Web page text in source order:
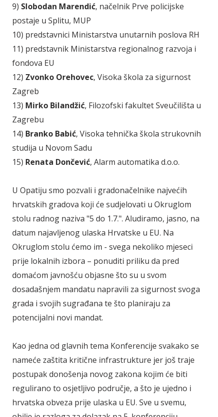
9) Slobodan Marendić, načelnik Prve policijske
postaje u Splitu, MUP
10) predstavnici Ministarstva unutarnih poslova RH
11) predstavnik Ministarstva regionalnog razvoja i
fondova EU
12) Zvonko Orehovec, Visoka škola za sigurnost
Zagreb
13) Mirko Bilandžić, Filozofski fakultet Sveučilišta u
Zagrebu
14) Branko Babić, Visoka tehnička škola strukovnih
studija u Novom Sadu
15) Renata Dončević, Alarm automatika d.o.o.
U Opatiju smo pozvali i gradonačelnike najvećih
hrvatskih gradova koji će sudjelovati u Okruglom
stolu radnog naziva "5 do 1.7.". Aludiramo, jasno, na
datum najavljenog ulaska Hrvatske u EU. Na
Okruglom stolu ćemo im - svega nekoliko mjeseci
prije lokalnih izbora – ponuditi priliku da pred
domaćom javnošću objasne što su u svom
dosadašnjem mandatu napravili za sigurnost svoga
grada i svojih sugrađana te što planiraju za
potencijalni novi mandat.
Kao jedna od glavnih tema Konferencije svakako se
nameće zaštita kritične infrastrukture jer još traje
postupak donošenja novog zakona kojim će biti
regulirano to osjetljivo područje, a što je ujedno i
hrvatska obveza prije ulaska u EU. Sve u svemu,